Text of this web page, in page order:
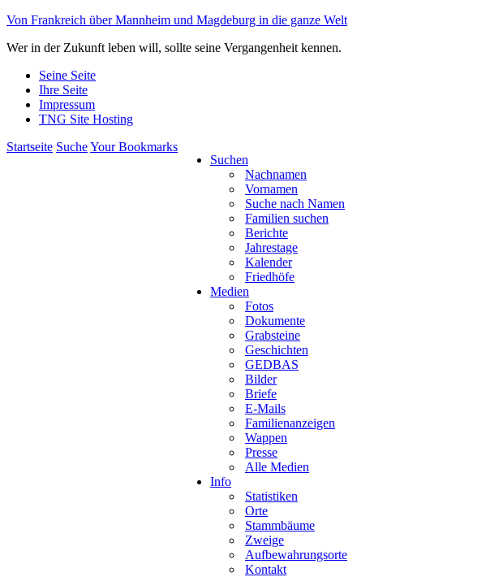
Von Frankreich über Mannheim und Magdeburg in die ganze Welt
Wer in der Zukunft leben will, sollte seine Vergangenheit kennen.
Seine Seite
Ihre Seite
Impressum
TNG Site Hosting
Startseite SucheYour Bookmarks
Suchen
Nachnamen
Vornamen
Suche nach Namen
Familien suchen
Berichte
Jahrestage
Kalender
Friedhöfe
Medien
Fotos
Dokumente
Grabsteine
Geschichten
GEDBAS
Bilder
Briefe
E-Mails
Familienanzeigen
Wappen
Presse
Alle Medien
Info
Statistiken
Orte
Stammbäume
Zweige
Aufbewahrungsorte
Kontakt